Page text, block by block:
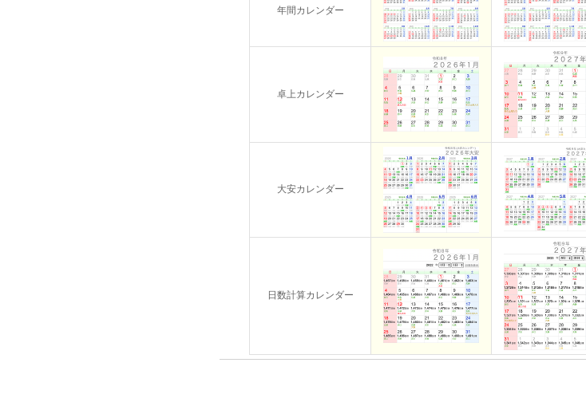
年間カレンダー
卓上カレンダー
大安カレンダー
日数計算カレンダー